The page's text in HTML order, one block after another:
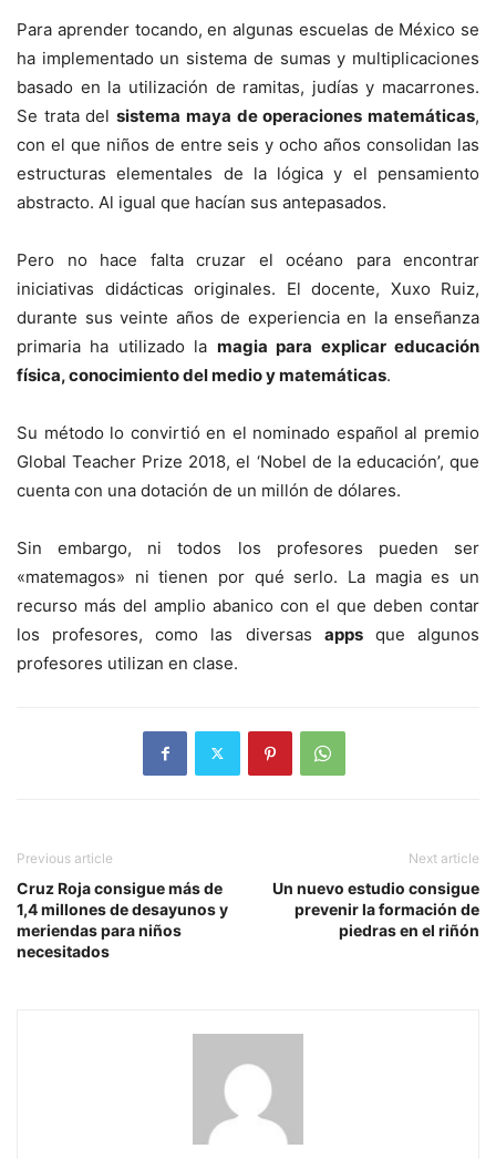
Para aprender tocando, en algunas escuelas de México se
ha implementado un sistema de sumas y multiplicaciones
basado en la utilización de ramitas, judías y macarrones.
Se trata delsistema maya de operaciones matemáticas,
con el que niños de entre seis y ocho años consolidan las
estructuras elementales de la lógica y el pensamiento
abstracto. Al igual que hacían sus antepasados.
Pero no hace falta cruzar el océano para encontrar
iniciativas didácticas originales. El docente, Xuxo Ruiz,
durante sus veinte años de experiencia en la enseñanza
primaria ha utilizado la magia para explicar educación
física, conocimiento del medio y matemáticas.
Su método lo convirtió en el nominado español al premio
Global Teacher Prize 2018, el ‘Nobel de la educación’, que
cuenta con una dotación de un millón de dólares.
Sin embargo, ni todos los profesores pueden ser
«matemagos» ni tienen por qué serlo. La magia es un
recurso más del amplio abanico con el que deben contar
los profesores, como las diversas appsque algunos
profesores utilizan en clase.
Previous article
Cruz Roja consigue más de
1,4 millones de desayunos y
meriendas para niños
necesitados
Next article
Un nuevo estudio consigue
prevenir la formación de
piedras en el riñón